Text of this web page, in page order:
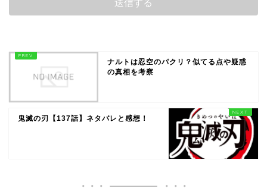
ナルトは忍空のパクリ？似てる点や疑惑
の真相を考察
鬼滅の刃【137話】ネタバレと感想！